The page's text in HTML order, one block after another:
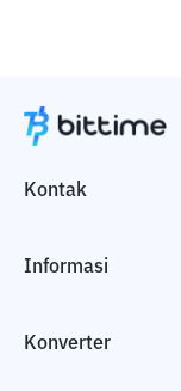
Kontak
Informasi
Konverter